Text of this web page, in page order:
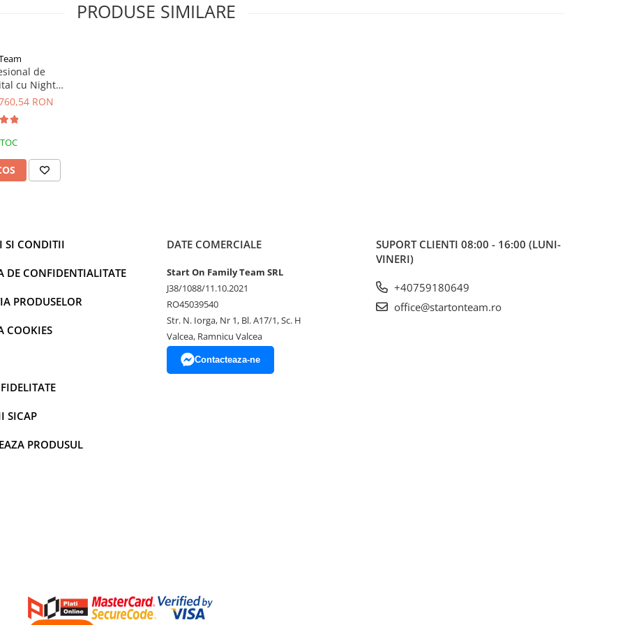
memorie SD. Exista mai multe
obisnuita sau puteti alege
5 secunde, 10
ca imortalizeaza
PRODUSE SIMILARE
de
cu Night
TFT 3",
RON
SI CONDITII
DE CONFIDENTIALITATE
PRODUSELOR
COOKIES
SICAP
PRODUSUL
DATE COMERCIALE
Start On Family Team SRL
J38/1088/11.10.2021
RO45039540
Str. N. Iorga, Nr 1, Bl. A17/1, Sc. H
Valcea, Ramnicu Valcea
Contacteaza-ne
SUPORT CLIENTI 08:00 - 16:00 (LUNI-
VINERI)
+40759180649
office@startonteam.ro